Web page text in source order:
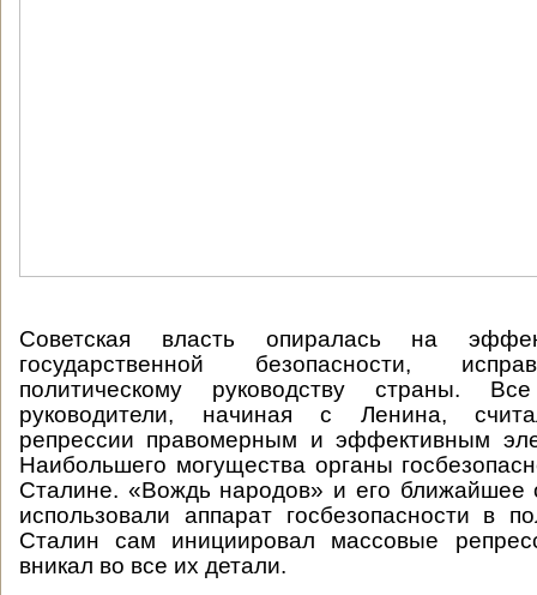
Советская власть опиралась на
государственной безопасности,
политическому руководству страны.
руководители, начиная с Ленина,
репрессии правомерным и эффективным
Наибольшего могущества органы
Сталине. «Вождь народов» и его ближайшее
использовали аппарат госбезопасности в
Сталин сам инициировал массовые
вникал во все их детали.